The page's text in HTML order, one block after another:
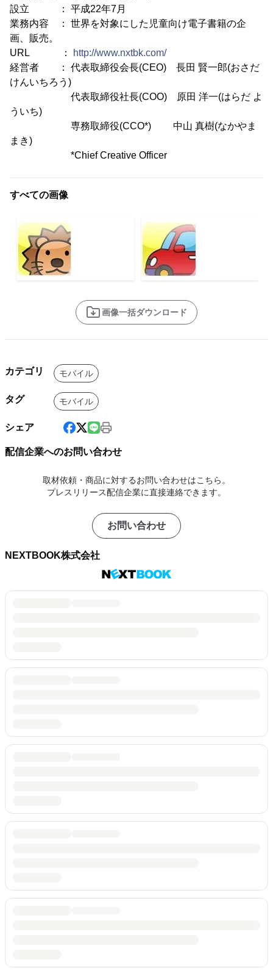
設立 ： 平成22年7月
業務内容 ： 世界を対象にした児童向け電子書籍の企
画、販売。
URL ：
http://www.nxtbk.com/
経営者 ： 代表取締役会長(CEO) 長田 賢一郎(おさだ
けんいちろう)
代表取締役社長(COO) 原田 洋一(はらだ よ
ういち)
専務取締役(CCO*) 中山 真樹(なかやま
まき)
*Chief Creative Officer
すべての画像
画像一括ダウンロード
カテゴリ モバイル
タグ モバイル
シェア
配信企業へのお問い合わせ
取材依頼・商品に対するお問い合わせはこちら。
プレスリリース配信企業に直接連絡できます。
お問い合わせ
NEXTBOOK株式会社